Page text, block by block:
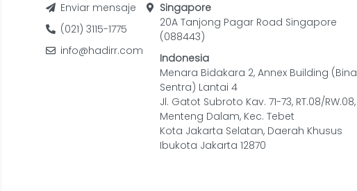
Enviar mensaje
(021) 3115-1775
info@hadirr.com
Singapore
20A Tanjong Pagar Road Singapore
(088443)
Indonesia
Menara Bidakara 2, Annex Building (Bina
Sentra) Lantai 4
Jl. Gatot Subroto Kav. 71-73, RT.08/RW.08,
Menteng Dalam, Kec. Tebet
Kota Jakarta Selatan, Daerah Khusus
Ibukota Jakarta 12870